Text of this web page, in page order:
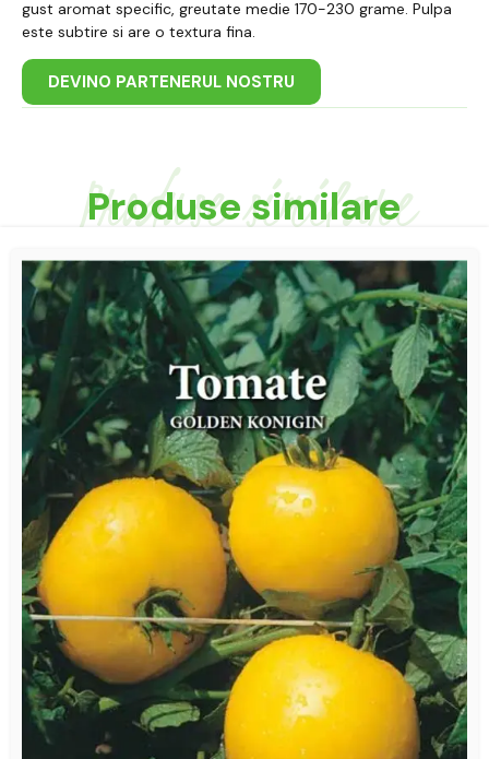
gust aromat specific, greutate medie 170-230 grame. Pulpa
este subtire si are o textura fina.
DEVINO PARTENERUL NOSTRU
Produse similare
Produse similare